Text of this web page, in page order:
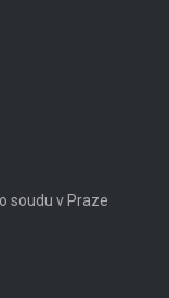
soudu v Praze